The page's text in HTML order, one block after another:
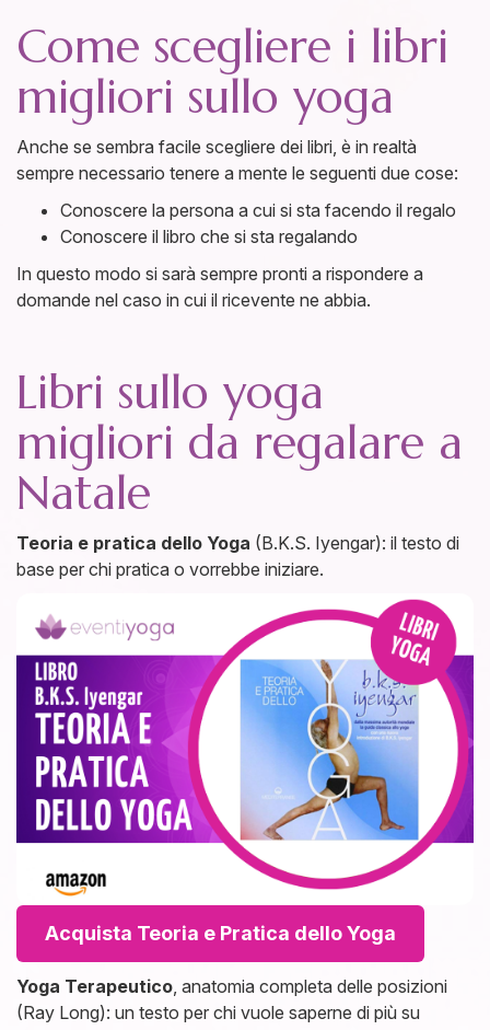
Come scegliere i libri
migliori sullo yoga
Anche se sembra facile scegliere dei libri, è in realtà
sempre necessario tenere a mente le seguenti due cose:
Conoscere la persona a cui si sta facendo il regalo
Conoscere il libro che si sta regalando
In questo modo si sarà sempre pronti a rispondere a
domande nel caso in cui il ricevente ne abbia.
Libri sullo yoga
migliori da regalare a
Natale
Teoria e pratica dello Yoga (B.K.S. Iyengar): il testo di
base per chi pratica o vorrebbe iniziare.
Acquista Teoria e Pratica dello Yoga
Yoga Terapeutico, anatomia completa delle posizioni
(Ray Long): un testo per chi vuole saperne di più su